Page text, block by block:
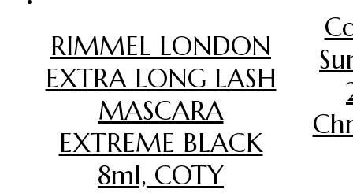
RIMMEL LONDON
EXTRA LONG LASH
MASCARA
EXTREME BLACK
8ml, COTY